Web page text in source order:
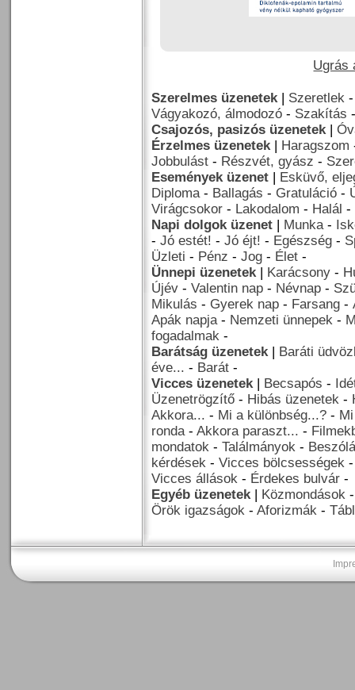
Ugrás
Szerelmes üzenetek| Szeretlek
Vágyakozó, álmodozó - Szakítás
Csajozós, pasizós üzenetek|
Érzelmes üzenetek| Haragszom
Jobbulást - Részvét, gyász -
Események üzenet | Esküvő,
Diploma- Ballagás - Gratuláció -
Virágcsokor - Lakodalom - Halál -
Napi dolgok üzenet | Munka-
- Jó estét! - Jó éjt! - Egészség -
Üzleti - Pénz - Jog - Élet -
Ünnepi üzenetek| Karácsony -
Újév - Valentin nap - Névnap -
Mikulás - Gyerek nap - Farsang -
Apák napja- Nemzeti ünnepek -
fogadalmak -
Barátság üzenetek| Baráti
éve... - Barát -
Vicces üzenetek| Becsapós -
Üzenetrögzítő - Hibás üzenetek -
Akkora... - Mi a különbség...? -
ronda- Akkora paraszt... -
mondatok - Találmányok -
kérdések - Vicces bölcsességek
Vicces állások - Érdekes bulvár -
Egyéb üzenetek| Közmondások
Örök igazságok - Aforizmák -